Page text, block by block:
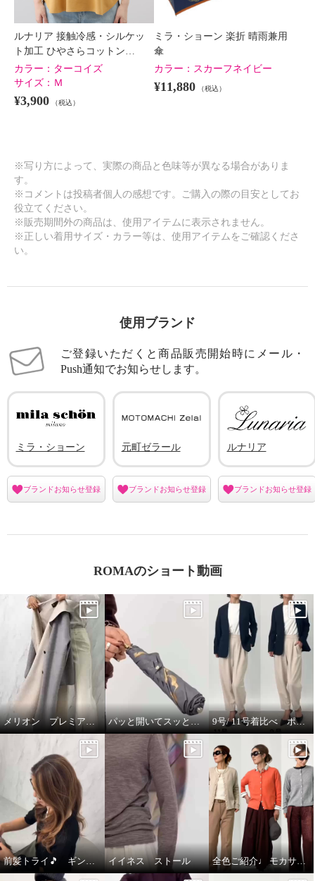
ルナリア 接触冷感・シルケッ
ト加工 ひやさらコットン…
カラー： ターコイズ
サイズ： Ｍ
¥3,900 （税込）
ミラ・ショーン 楽折 晴雨兼用
傘
カラー： スカーフネイビー
¥11,880 （税込）
※写り方によって、実際の商品と色味等が異なる場合がありま
す。
※コメントは投稿者個人の感想です。ご購入の際の目安としてお
役立てください。
※販売期間外の商品は、使用アイテムに表示されません。
※正しい着用サイズ・カラー等は、使用アイテムをご確認くださ
い。
使用ブランド
ご登録いただくと商品販売開始時にメール・
Push通知でお知らせします。
ミラ・ショーン
ブランドお知らせ登録
元町ゼラール
ブランドお知らせ登録
ルナリア
ブランドお知らせ登録
ROMAのショート動画
メリオン プレミアムな着心地🎵 パッと開いてスッと閉じる🎵晴雨兼用折りたたみジャンプ傘 9号/ 11号着比べ ポルトゥヴィータ ノーカラージャケット
前髪トライ🎵 ギンカウィンカ ドレスドヘアー イイネス ストール 全色ご紹介♩ モカサン ジュンコシマダ カーディガン